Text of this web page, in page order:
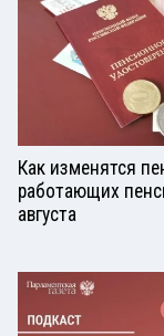
Как изменятся
работающих
августа